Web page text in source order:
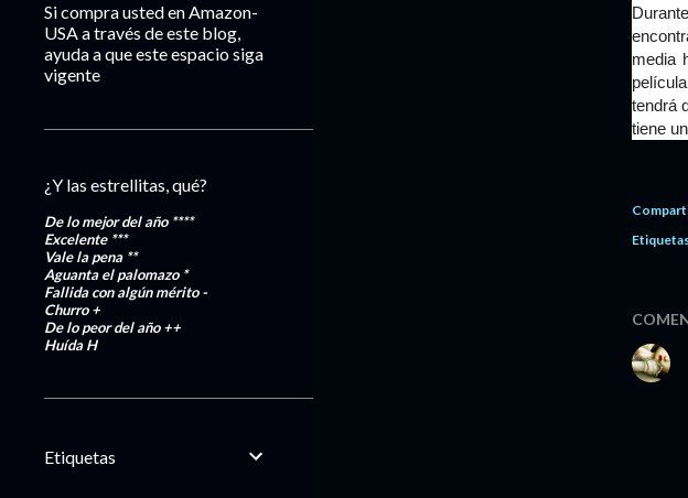
media
tendrá
tiene
Si compra usted en Amazon-
USA a través de este blog,
ayuda a que este espacio siga
vigente
¿Y las estrellitas, qué?
De lo mejor del año ****
Excelente***
Vale la pena **
Aguanta el palomazo *
Fallida con algún mérito-
Churro+
De lo peor del año++
HuídaH
Etiquetas